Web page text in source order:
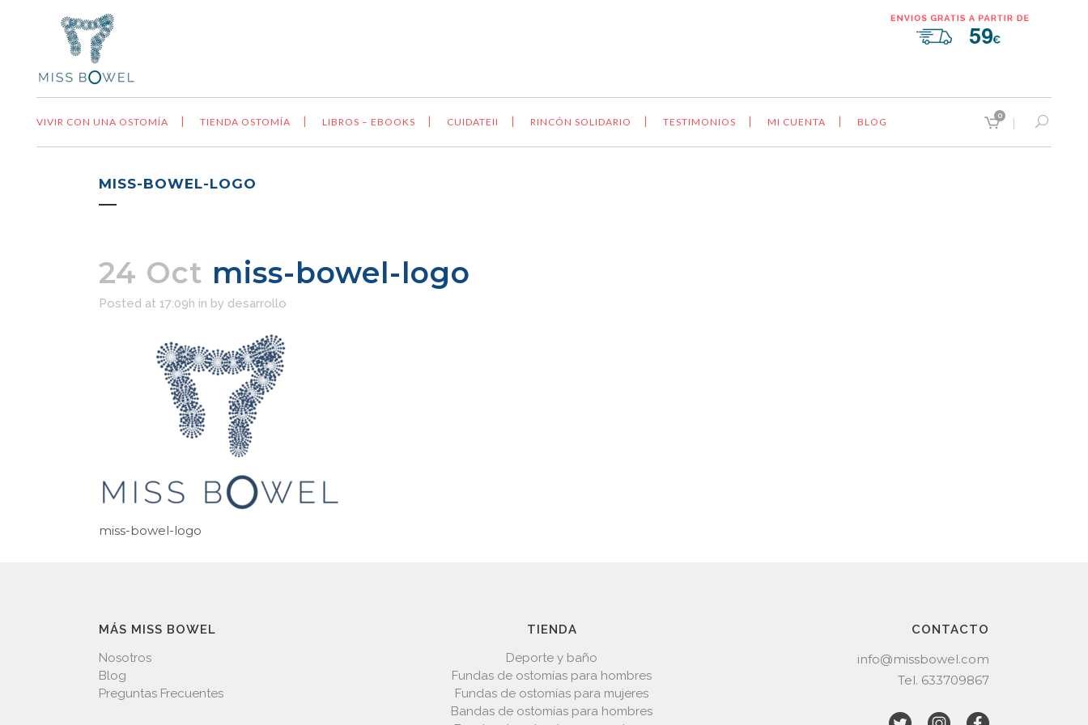
VIVIR CON UNA OSTOMÍA TIENDA OSTOMÍA LIBROS – EBOOKS CUIDATEII RINCÓN SOLIDARIO TESTIMONIOS MI CUENTA BLOG
0
MISS-BOWEL-LOGO
24 Oct miss-bowel-logo
Posted at 17:09h in by desarrollo
miss-bowel-logo
MÁS MISS BOWEL
Nosotros
Blog
Preguntas Frecuentes
TIENDA
Deporte y baño
Fundas de ostomías para hombres
Fundas de ostomías para mujeres
Bandas de ostomías para hombres
CONTACTO
info@missbowel.com
Tel. 633709867